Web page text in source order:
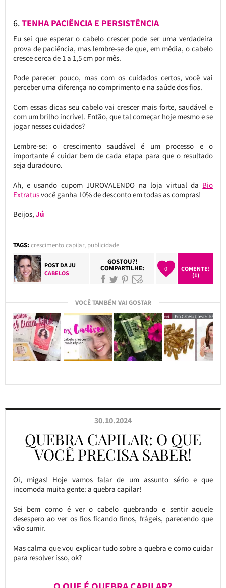
6.TENHA PACIÊNCIA E PERSISTÊNCIA
Eu sei que esperar o cabelo crescer pode ser uma verdadeira
prova de paciência, mas lembre-se de que, em média, o cabelo
cresce cerca de 1 a 1,5 cm por mês.
Pode parecer pouco, mas com os cuidados certos, você vai
perceber uma diferença no comprimento e na saúde dos fios.
Com essas dicas seu cabelo vai crescer mais forte, saudável e
com um brilho incrível. Então, que tal começar hoje mesmo e se
jogar nesses cuidados?
Lembre-se: o crescimento saudável é um processo e o
importante é cuidar bem de cada etapa para que o resultado
seja duradouro.
Ah, e usando cupom JUROVALENDO na loja virtual da Bio
Extratusvocê ganha 10% de desconto em todas as compras!
Beijos, Jú
TAGS: crescimento capilar, publicidade
POST DAJU
CABELOS
GOSTOU?!
COMPARTILHE: 0
COMENTE!
(1)
VOCÊ TAMBÉM VAI GOSTAR
30.10.2024
QUEBRA CAPILAR: O QUE
VOCÊ PRECISA SABER!
Oi, migas! Hoje vamos falar de um assunto sério e que
incomoda muita gente: a quebra capilar!
Sei bem como é ver o cabelo quebrando e sentir aquele
desespero ao ver os fios ficando finos, frágeis, parecendo que
vão sumir.
Mas calma que vou explicar tudo sobre a quebra e como cuidar
para resolver isso, ok?